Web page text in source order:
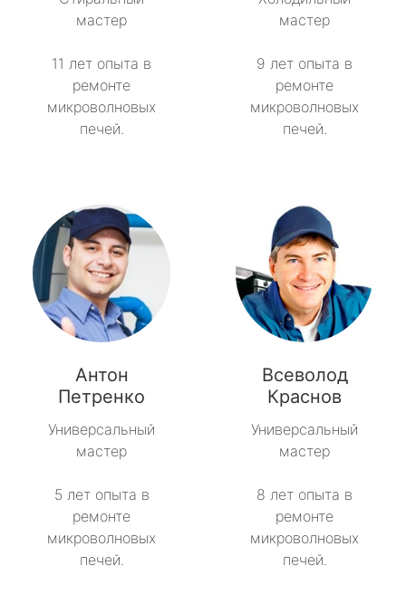
мастер
11 лет опыта в
ремонте
микроволновых
печей.
мастер
9 лет опыта в
ремонте
микроволновых
печей.
Антон
Петренко
Универсальный
мастер
5 лет опыта в
ремонте
микроволновых
печей.
Всеволод
Краснов
Универсальный
мастер
8 лет опыта в
ремонте
микроволновых
печей.